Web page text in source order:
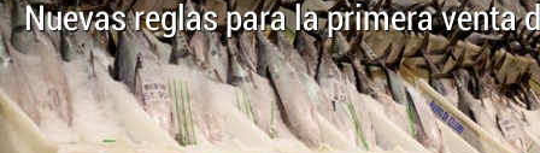
Nuevas reglas para la primera venta